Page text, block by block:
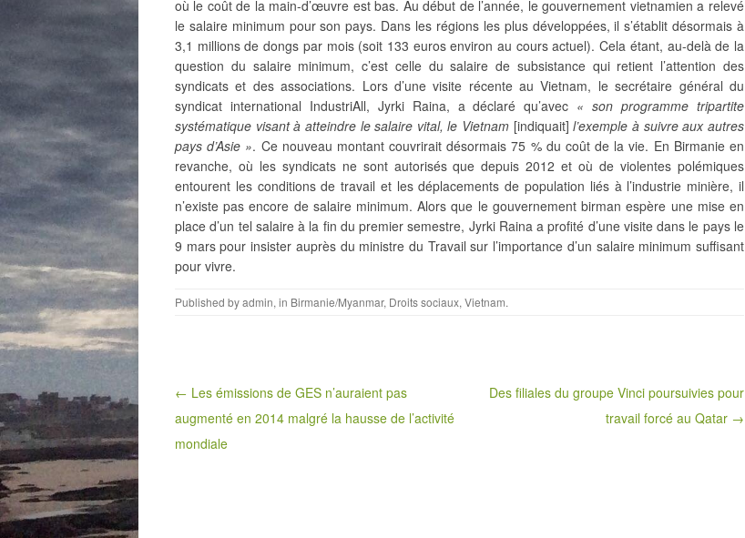
où le coût de la main-d’œuvre est bas. Au début de l’année, le gouvernement vietnamien a relevé
le salaire minimum pour son pays. Dans les régions les plus développées, il s’établit désormais à
3,1 millions de dongs par mois (soit 133 euros environ au cours actuel). Cela étant, au-delà de la
question du salaire minimum, c’est celle du salaire de subsistance qui retient l’attention des
syndicats et des associations. Lors d’une visite récente au Vietnam, le secrétaire général du
syndicat international IndustriAll, Jyrki Raina, a déclaré qu’avec « son programme tripartite
systématique visant à atteindre le salaire vital, le Vietnam [indiquait] l’exemple à suivre aux autres
pays d’Asie ». Ce nouveau montant couvrirait désormais 75 % du coût de la vie. En Birmanie en
revanche, où les syndicats ne sont autorisés que depuis 2012 et où de violentes polémiques
entourent les conditions de travail et les déplacements de population liés à l’industrie minière, il
n’existe pas encore de salaire minimum. Alors que le gouvernement birman espère une mise en
place d’un tel salaire à la fin du premier semestre, Jyrki Raina a profité d’une visite dans le pays le
9 mars pour insister auprès du ministre du Travail sur l’importance d’un salaire minimum suffisant
pour vivre.
Published byadmin, in Birmanie/Myanmar, Droits sociaux, Vietnam.
Post navigation
← Les émissions de GES n’auraient pas
augmenté en 2014 malgré la hausse de l’activité
mondiale
Des filiales du groupe Vinci poursuivies pour
travail forcé au Qatar →